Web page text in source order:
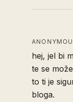
hej, jel bi
te se
to ti je
bloga.